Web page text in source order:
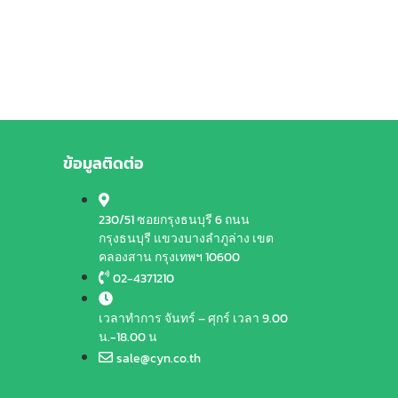
ข้อมูลติดต่อ
230/51 ซอยกรุงธนบุรี 6 ถนน
กรุงธนบุรี แขวงบางลำภูล่าง เขต
คลองสาน กรุงเทพฯ 10600
02-4371210
เวลาทำการ จันทร์ – ศุกร์ เวลา 9.00
น.-18.00 น
sale@cyn.co.th